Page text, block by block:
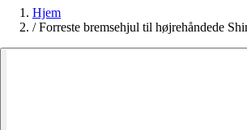
Hjem
/ Forreste bremsehjul til højrehåndede